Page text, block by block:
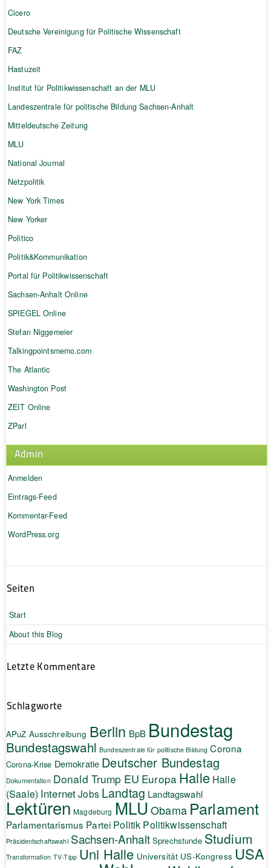
Cicero
Deutsche Vereinigung für Politische Wissenschaft
FAZ
Hastuzeit
Institut für Politikwissenschaft an der MLU
Landeszentrale für politische Bildung Sachsen-Anhalt
Mitteldeutsche Zeitung
MLU
National Journal
Netzpolitik
New York Times
New Yorker
Politico
Politik&Kommunikation
Portal für Politikwissenschaft
Sachsen-Anhalt Online
SPIEGEL Online
Stefan Niggemeier
Talkingpointsmemo.com
The Atlantic
Washington Post
ZEIT Online
ZParl
Admin
Anmelden
Eintrags-Feed
Kommentar-Feed
WordPress.org
Seiten
Start
About this Blog
Letzte Kommentare
Schlagworte
APuZ Ausschreibung Berlin BpB Bundestag
Bundestagswahl Bundeszentrale für politische Bildung Corona
Corona-Krise Demokratie Deutscher Bundestag
Dokumentation Donald Trump EU Europa Halle Halle
(Saale) InternetJobs Landtag Landtagswahl
Lektüren Magdeburg MLU Obama Parlament
Parlamentarismus Partei Politik Politikwissenschaft
Präsidentschaftswahl Sachsen-Anhalt Sprechstunde Studium
Transformation TV-Tipp Uni Halle Universität US-Kongress USA